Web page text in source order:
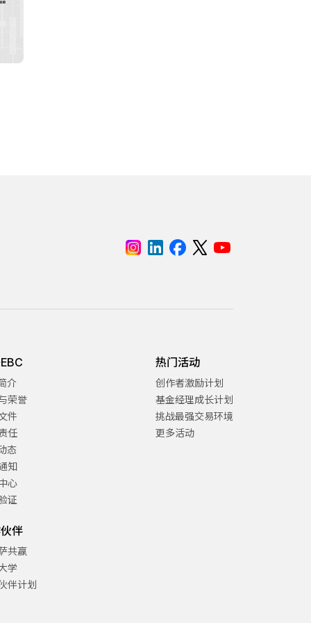
介
荣誉
件
任
态
知
心
证
伴
共赢
学
伴计划
热门活动
创作者激励计划
基金经理成长计划
挑战最强交易环境
更多活动